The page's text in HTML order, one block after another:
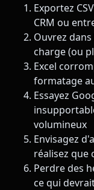
Exportez
CRM ou
Ouvrez
charge (ou
Excel
formatage
Essayez
volumineux
Envisagez
réalisez que
Perdre des
ce qui